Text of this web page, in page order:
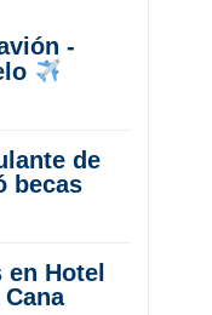
-
de
becas
Hotel